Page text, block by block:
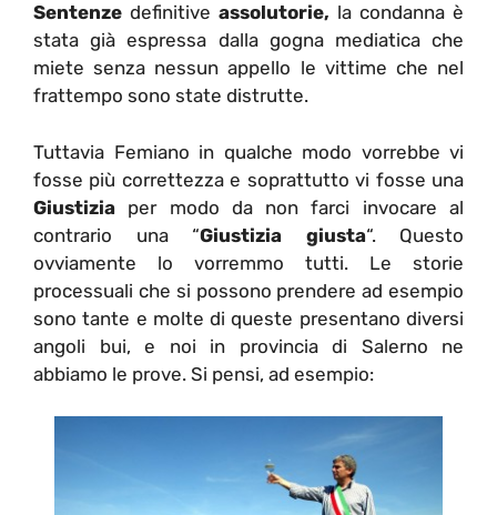
Sentenze definitive assolutorie, la condanna è
stata già espressa dalla gogna mediatica che
miete senza nessun appello le vittime che nel
frattempo sono state distrutte.
Tuttavia Femiano in qualche modo vorrebbe vi
fosse più correttezza e soprattutto vi fosse una
Giustizia per modo da non farci invocare al
contrario una “Giustizia giusta“. Questo
ovviamente lo vorremmo tutti. Le storie
processuali che si possono prendere ad esempio
sono tante e molte di queste presentano diversi
angoli bui, e noi in provincia di Salerno ne
abbiamo le prove. Si pensi, ad esempio: